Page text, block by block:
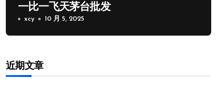
一比一飞天茅台批发
xcy 10 月 5, 2025
近期文章